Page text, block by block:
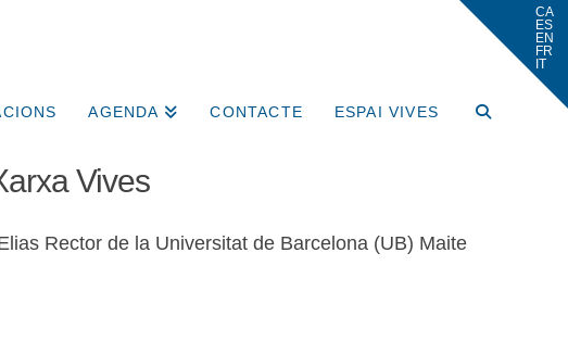
AGENDA CONTACTE ESPAI VIVES
Vives
Rector de la Universitat de Barcelona (UB) Maite